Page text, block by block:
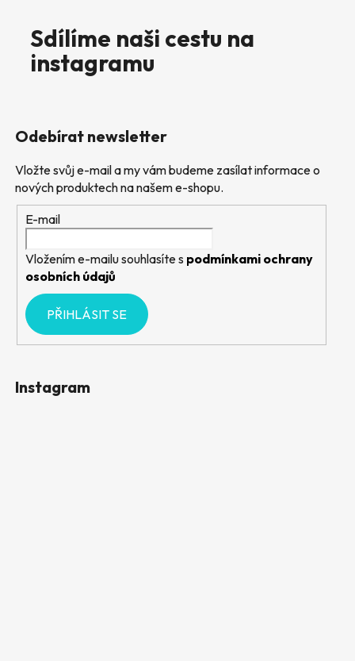
Sdílíme naši cestu na
instagramu
Odebírat newsletter
Vložte svůj e-mail a my vám budeme zasílat informace o
nových produktech na našem e-shopu.
E-mail
Vložením e-mailu souhlasíte s podmínkami ochrany
osobních údajů
PŘIHLÁSIT SE
Instagram